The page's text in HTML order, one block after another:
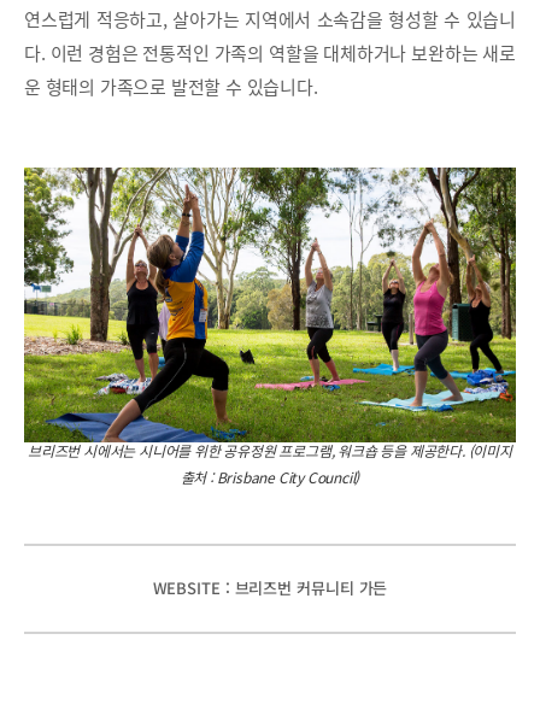
연스럽게 적응하고, 살아가는 지역에서 소속감을 형성할 수 있습니
다. 이런 경험은 전통적인 가족의 역할을 대체하거나 보완하는 새로
운 형태의 가족으로 발전할 수 있습니다.
브리즈번 시에서는 시니어를 위한 공유정원 프로그램, 워크숍 등을 제공한다. (이미지
출처 : Brisbane City Council)
WEBSITE : 브리즈번 커뮤니티 가든